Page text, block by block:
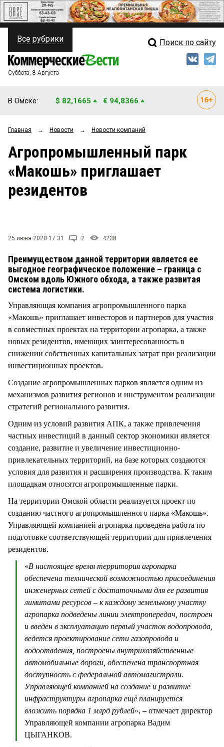
ПОЛИТИКА
ФИНАНСЫ
ОБЩЕСТВО
ЗАКОН
НОВОСТИ КОМПАНИЙ
Свежий выпуск
Мнения
Рейтинги
Блоги
Все рубрики Поиск по сайту
Суббота, 8 Августа
В Омске: $ 82,1665 € 94,8366
Главная → Новости → Новости компаний
Агропромышленный парк
«Макошь» приглашает
резидентов
25 июня 2020 17:31 2 4238
Преимуществом данной территории является ее
выгодное географическое положение – граница с
Омском вдоль Южного обхода, а также развитая
система логистики.
Управляющая компания агропромышленного парка
«Макошь» приглашает инвесторов и партнеров для участия
в совместных проектах на территории агропарка, а также
новых резидентов, имеющих заинтересованность в
снижении собственных капитальных затрат при реализации
инвестиционных проектов.
Создание агропромышленных парков является одним из
механизмов развития регионов и инструментом реализации
стратегий регионального развития.
Одним из условий развития АПК, а также привлечения
частных инвестиций в данный сектор экономики является
создание, развитие и увеличение инвестиционно-
привлекательных территорий, на базе которых создаются
условия для развития и расширения производства. К таким
площадкам относятся агропромышленные парки.
На территории Омской области реализуется проект по
созданию частного агропромышленного парка «Макошь».
Управляющей компанией агропарка проведена работа по
подготовке соответствующей территории для привлечения
резидентов.
«В настоящее время территория агропарка
обеспечена технической возможностью присоединения
инженерных сетей с достаточными для ее развития
лимитами ресурсов – к каждому земельному участку
агропарка подведены линии электропередач, построен
и введен в эксплуатацию первый участок водопровода,
ведется проектирование сети газопровода и
водоотвдения, построены внутрихозяйственные
автомобильные дороги, обеспечена транспортная
доступность с федеральной автомагистрали.
Управляющей компанией на создание и развитие
инфраструктуры агропарка ещё планируется
вложить порядка 1 млрд рублей», – отмечает директор
Управляющей компании агропарка Вадим
ЦЫГАНКОВ.